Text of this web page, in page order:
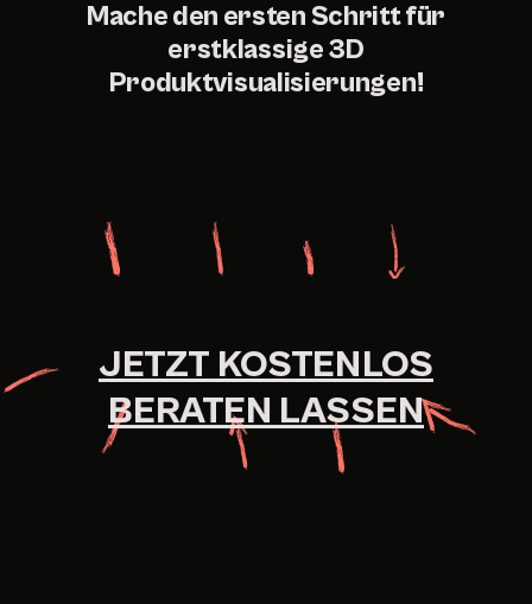
Mache den ersten Schritt für
erstklassige 3D
Produktvisualisierungen!
JETZT KOSTENLOS
BERATEN LASSEN